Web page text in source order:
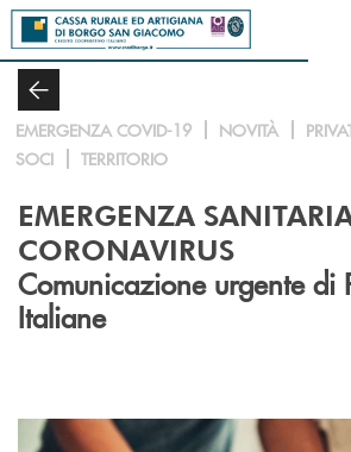
Salta al contenuto principale
EMERGENZA COVID-19 NOVITÀ
SOCI
TERRITORIO
EMERGENZA
CORONAVIRUS
Comunicazione urgente di
Italiane